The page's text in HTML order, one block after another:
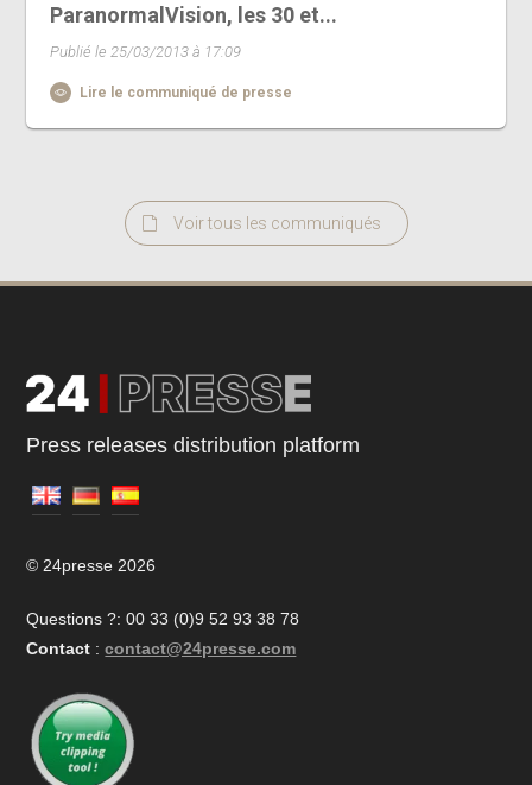
ParanormalVision, les 30 et...
Publié le 25/03/2013 à 17:09
Lire le communiqué de presse
Voir tous les communiqués
Press releases distribution platform
© 24presse 2026
Questions ?: 00 33 (0)9 52 93 38 78
Contact : contact@24presse.com